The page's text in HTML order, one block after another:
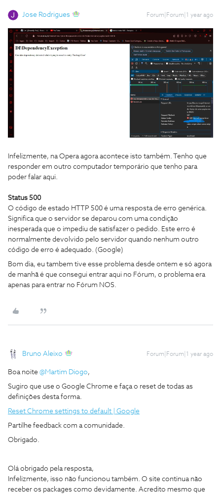
Jose Rodrigues Forum|Forum|1 year ago
Infelizmente, na Opera agora acontece isto também. Tenho que
responder em outro computador temporário que tenho para
poder falar aqui.
Status 500
O código de estado HTTP 500 é uma resposta de erro genérica.
Significa que o servidor se deparou com uma condição
inesperada que o impediu de satisfazer o pedido. Este erro é
normalmente devolvido pelo servidor quando nenhum outro
código de erro é adequado. (Google)
Bom dia, eu tambem tive esse problema desde ontem e só agora
de manhã é que consegui entrar aqui no Fórum, o problema era
apenas para entrar no Fórum NOS.
Bruno Aleixo Forum|Forum|1 year ago
Boa noite @Martim Diogo,
Sugiro que use o Google Chrome e faça o reset de todas as
definições desta forma.
Reset Chrome settings to default | Google
Partilhe feedback com a comunidade.
Obrigado.
Olá obrigado pela resposta,
Infelizmente, isso não funcionou também. O site continua não
receber os packages como devidamente. Acredito mesmo que